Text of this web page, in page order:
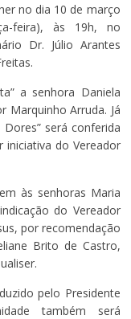
no dia 10 de março
feira), às 19h, no
Dr. Júlio Arantes
a senhora Daniela
Marquinho Arruda. Já
será conferida
do Vereador
às senhoras Maria
do Vereador
por recomendação
Brito de Castro,
pelo Presidente
também será